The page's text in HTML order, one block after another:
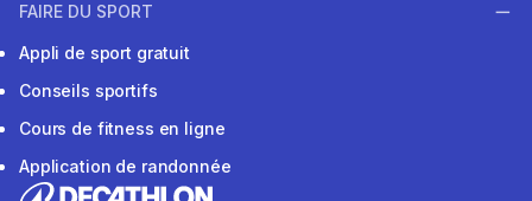
FAIRE DU SPORT
Appli de sport gratuit
Conseils sportifs
Cours de fitness en ligne
Application de randonnée